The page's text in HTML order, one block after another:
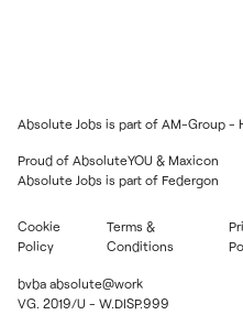
Absolute Jobs is part of AM-Group -
Proud of AbsoluteYOU & Maxicon
Absolute Jobs is part of Federgon
Cookie
Policy
Terms &
Conditions
bvba absolute@work
VG. 2019/U - W.DISP.999